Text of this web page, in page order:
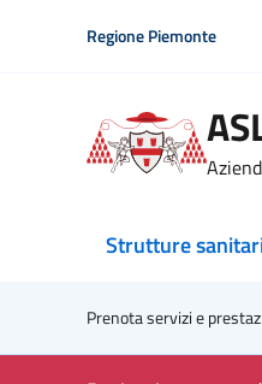
Regione Piemonte
Strutture
Prenota servizi e